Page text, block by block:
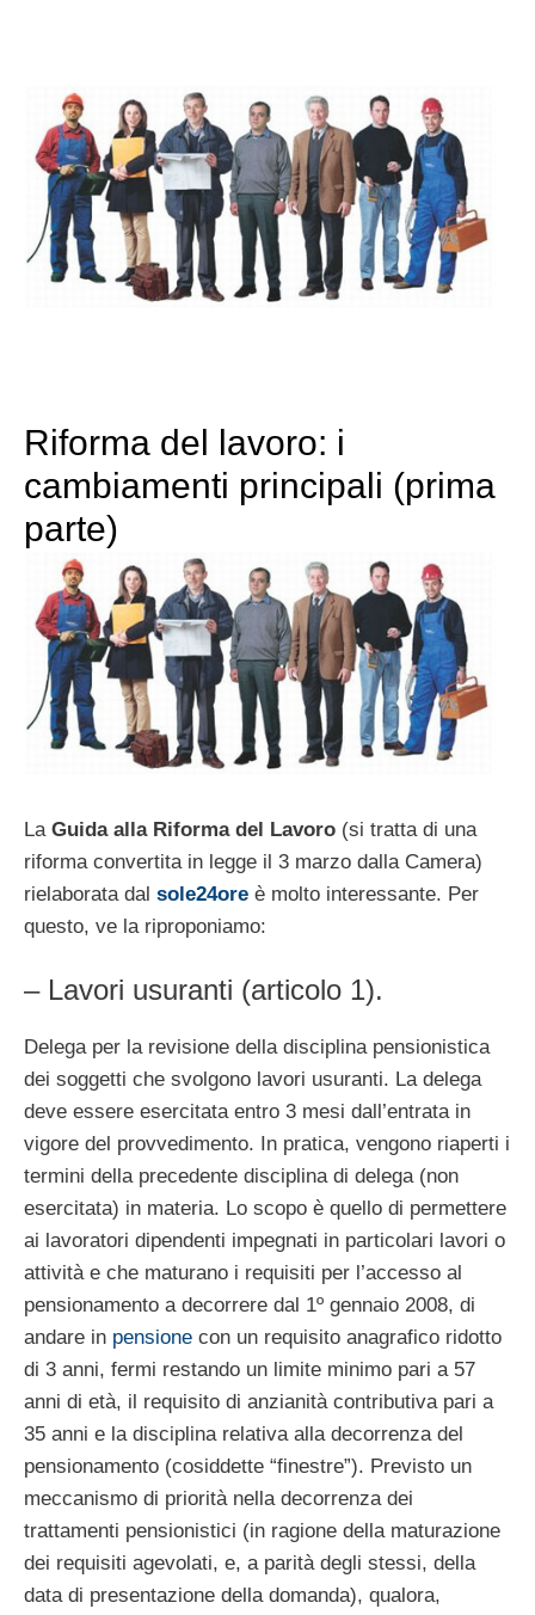
Riforma del lavoro: i
cambiamenti principali (prima
parte)
La Guida alla Riforma del Lavoro (si tratta di una
riforma convertita in legge il 3 marzo dalla Camera)
rielaborata dal sole24ore è molto interessante. Per
questo, ve la riproponiamo:
– Lavori usuranti (articolo 1).
Delega per la revisione della disciplina pensionistica
dei soggetti che svolgono lavori usuranti. La delega
deve essere esercitata entro 3 mesi dall’entrata in
vigore del provvedimento. In pratica, vengono riaperti i
termini della precedente disciplina di delega (non
esercitata) in materia. Lo scopo è quello di permettere
ai lavoratori dipendenti impegnati in particolari lavori o
attività e che maturano i requisiti per l’accesso al
pensionamento a decorrere dal 1º gennaio 2008, di
andare in pensione con un requisito anagrafico ridotto
di 3 anni, fermi restando un limite minimo pari a 57
anni di età, il requisito di anzianità contributiva pari a
35 anni e la disciplina relativa alla decorrenza del
pensionamento (cosiddette “finestre”). Previsto un
meccanismo di priorità nella decorrenza dei
trattamenti pensionistici (in ragione della maturazione
dei requisiti agevolati, e, a parità degli stessi, della
data di presentazione della domanda), qualora,